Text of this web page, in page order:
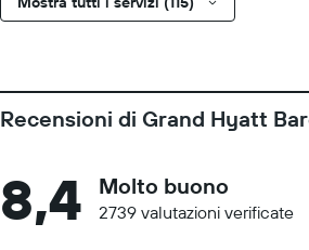
Recensioni di Grand Hyatt
8,4 Molto buono
2739 valutazioni verificate